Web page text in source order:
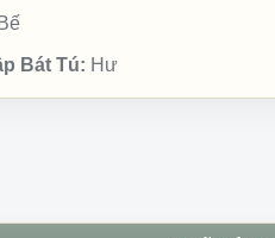
Bế
Bát Tú: Hư